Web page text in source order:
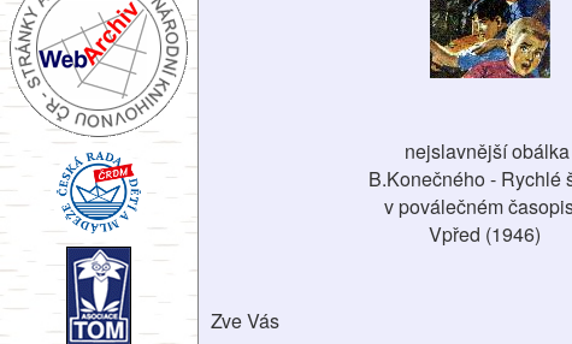
nejslavnější obálka
B.Konečného - Rychlé
v poválečném
Vpřed (1946)
Zve Vás